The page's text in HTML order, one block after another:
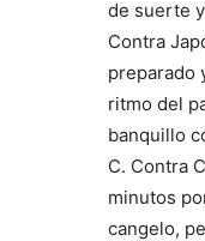
de suerte
Contra
preparado
ritmo del
banquillo
C. Contra
minutos
cangelo,